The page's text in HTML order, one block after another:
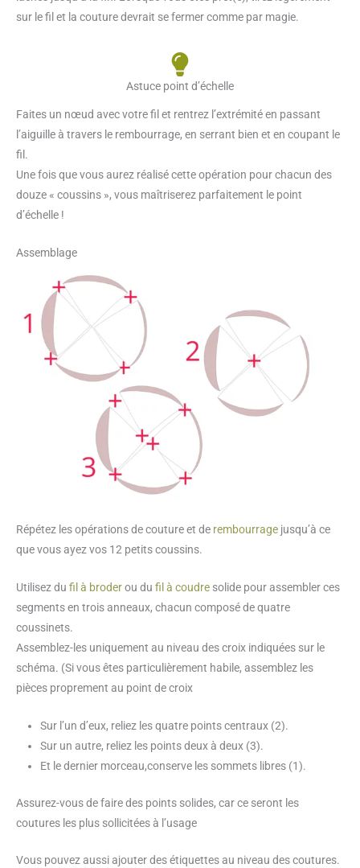
sur le fil et la couture devrait se fermer comme par magie.
Astuce point d’échelle
Faites un nœud avec votre fil et rentrez l’extrémité en passant
l’aiguille à travers le rembourrage, en serrant bien et en coupant le
fil.
Une fois que vous aurez réalisé cette opération pour chacun des
douze « coussins », vous maîtriserez parfaitement le point
d’échelle !
Assemblage
Répétez les opérations de couture et de rembourrage jusqu’à ce
que vous ayez vos 12 petits coussins.
Utilisez du fil à broderou du fil à coudre solide pour assembler ces
segments en trois anneaux, chacun composé de quatre
coussinets.
Assemblez-les uniquement au niveau des croix indiquées sur le
schéma. (Si vous êtes particulièrement habile, assemblez les
pièces proprement au point de croix
Sur l’un d’eux, reliez les quatre points centraux (2).
Sur un autre, reliez les points deux à deux (3).
Et le dernier morceau,conserve les sommets libres (1).
Assurez-vous de faire des points solides, car ce seront les
coutures les plus sollicitées à l’usage
Vous pouvez aussi ajouter des étiquettes au niveau des coutures.